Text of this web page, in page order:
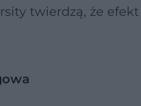
twierdzą, że